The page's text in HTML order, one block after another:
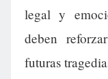
legal y
deben
futuras